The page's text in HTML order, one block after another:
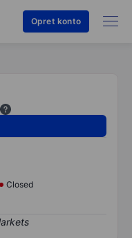
Opret konto
Closed